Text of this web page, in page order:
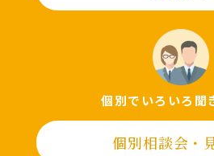
個別でいろいろ聞
個別相談会・